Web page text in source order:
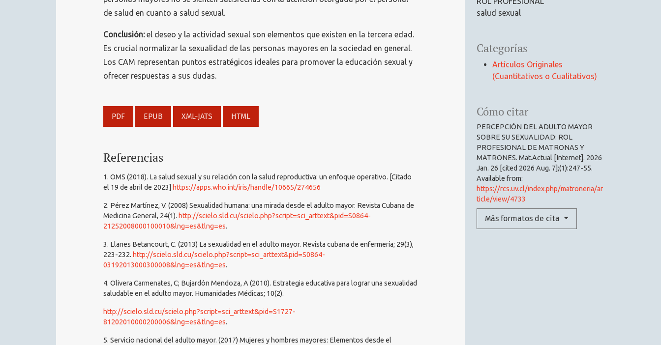
salud sexual
Categorías
Artículos Originales
(Cuantitativos o Cualitativos)
Cómo citar
PERCEPCIÓN DEL ADULTO MAYOR
SOBRE SU SEXUALIDAD: ROL
PROFESIONAL DE MATRONAS Y
MATRONES. Mat.Actual [Internet]. 2026
Jan. 26 [cited 2026 Aug. 7];(1):247-55.
Available from:
https://rcs.uv.cl/index.php/matroneria/ar
ticle/view/4733
Más formatos de cita
de salud en cuanto a salud sexual.
Conclusión:el deseo y la actividad sexual son elementos que existen en la tercera edad.
Es crucial normalizar la sexualidad de las personas mayores en la sociedad en general.
Los CAM representan puntos estratégicos ideales para promover la educación sexual y
ofrecer respuestas a sus dudas.
PDF EPUB XML-JATS HTML
Referencias
1. OMS (2018). La salud sexual y su relación con la salud reproductiva: un enfoque operativo. [Citado
el 19 de abril de 2023] https://apps.who.int/iris/handle/10665/274656
2. Pérez Martínez, V. (2008) Sexualidad humana: una mirada desde el adulto mayor. Revista Cubana de
Medicina General, 24(1). http://scielo.sld.cu/scielo.php?script=sci_arttext&pid=S0864-
21252008000100010&lng=es&tlng=es.
3. Llanes Betancourt, C. (2013) La sexualidad en el adulto mayor. Revista cubana de enfermería; 29(3),
223-232. http://scielo.sld.cu/scielo.php?script=sci_arttext&pid=S0864-
03192013000300008&lng=es&tlng=es.
4. Olivera Carmenates, C; Bujardón Mendoza, A (2010). Estrategia educativa para lograr una sexualidad
saludable en el adulto mayor. Humanidades Médicas; 10(2).
http://scielo.sld.cu/scielo.php?script=sci_arttext&pid=S1727-
81202010000200006&lng=es&tlng=es.
5. Servicio nacional del adulto mayor. (2017) Mujeres y hombres mayores: Elementos desde el